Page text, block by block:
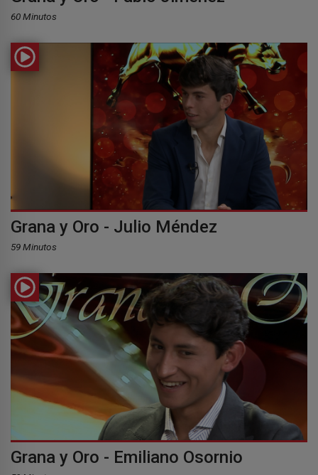
60 Minutos
Grana y Oro - Julio Méndez
59 Minutos
Grana y Oro - Emiliano Osornio